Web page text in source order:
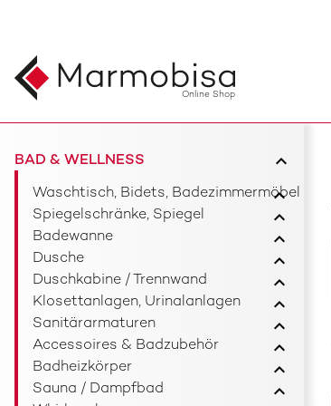
Online Shop
BAD & WELLNESS
Waschtisch, Bidets, Badezimmermöbel
Spiegelschränke, Spiegel
Badewanne
Dusche
Duschkabine / Trennwand
Klosettanlagen, Urinalanlagen
Sanitärarmaturen
Accessoires & Badzubehör
Badheizkörper
Sauna / Dampfbad